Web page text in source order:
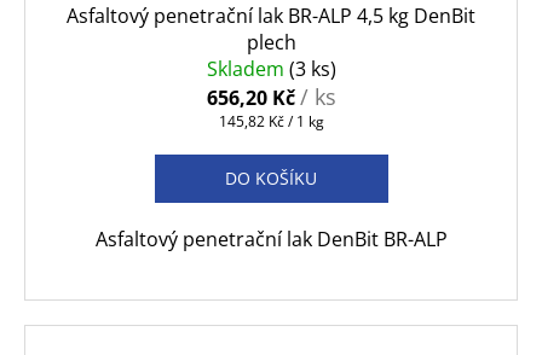
Asfaltový penetrační lak BR-ALP 4,5 kg DenBit
plech
Skladem (3 ks)
656,20 Kč/ ks
Měrná
145,82 Kč / 1 kg
DO KOŠÍKU
Asfaltový penetrační lak DenBit BR-ALP